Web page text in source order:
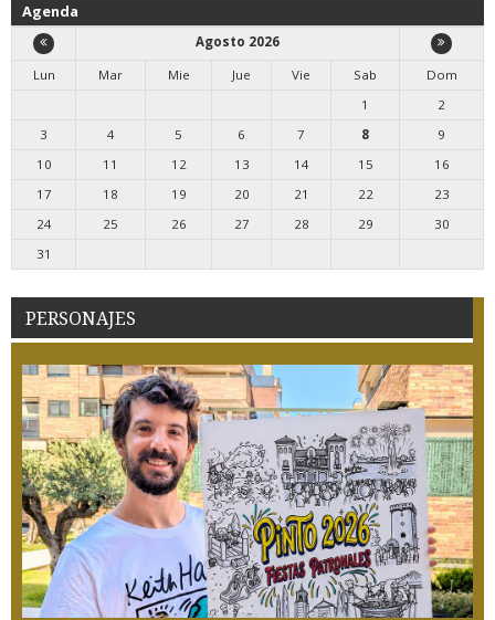
Agenda
Agosto 2026
Lun
Mar Mie Jue Vie Sab
Dom
1
2
3
4 5 6 7 8
9
10
11 12 13 14 15
16
17
18 19 20 21 22
23
24
25 26 27 28 29
30
31
PERSONAJES